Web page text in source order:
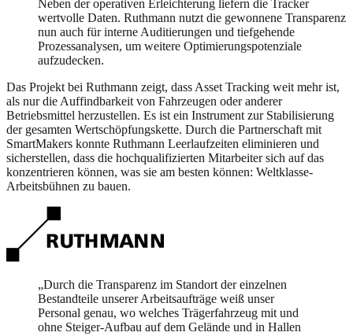
Neben der operativen Erleichterung liefern die Tracker
wertvolle Daten. Ruthmann nutzt die gewonnene Transparenz
nun auch für interne Auditierungen und tiefgehende
Prozessanalysen, um weitere Optimierungspotenziale
aufzudecken.
Das Projekt bei Ruthmann zeigt, dass Asset Tracking weit mehr ist,
als nur die Auffindbarkeit von Fahrzeugen oder anderer
Betriebsmittel herzustellen. Es ist ein Instrument zur Stabilisierung
der gesamten Wertschöpfungskette. Durch die Partnerschaft mit
SmartMakers konnte Ruthmann Leerlaufzeiten eliminieren und
sicherstellen, dass die hochqualifizierten Mitarbeiter sich auf das
konzentrieren können, was sie am besten können: Weltklasse-
Arbeitsbühnen zu bauen.
„Durch die Transparenz im Standort der einzelnen
Bestandteile unserer Arbeitsaufträge weiß unser
Personal genau, wo welches Trägerfahrzeug mit und
ohne Steiger-Aufbau auf dem Gelände und in Hallen